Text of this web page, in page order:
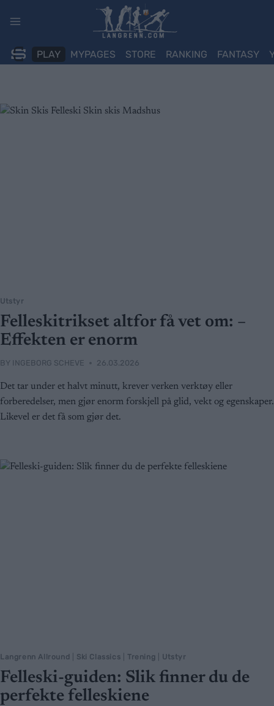
PLAY MYPAGES STORE RANKING FANTASY
Utstyr
Felleskitrikset altfor få vet om: –
Effekten er enorm
BY INGEBORG SCHEVE 26.03.2026
Det tar under et halvt minutt, krever verken verktøy eller
forberedelser, men gjør enorm forskjell på glid, vekt og egenskaper.
Likevel er det få som gjør det.
Langrenn Allround Ski Classics Trening Utstyr
Felleski-guiden: Slik finner du de
perfekte felleskiene